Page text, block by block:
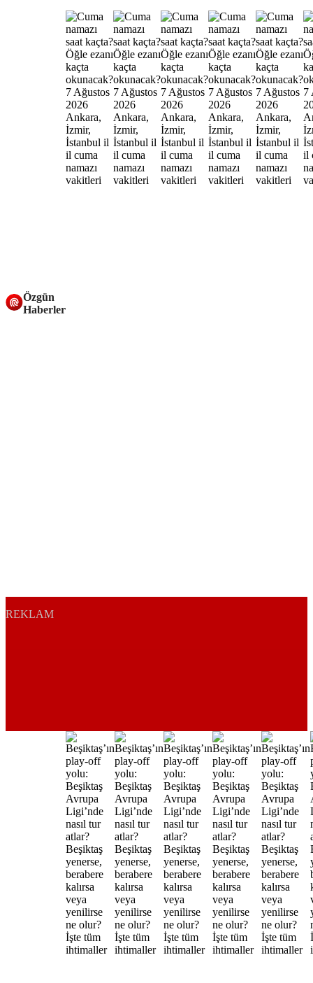
Özgün
Haberler
REKLAM